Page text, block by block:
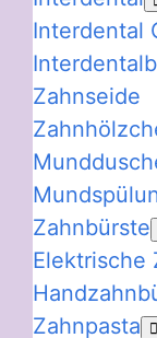
Interdental
Zahnseide
Zahnbürste
Elektrische
Zahnpasta